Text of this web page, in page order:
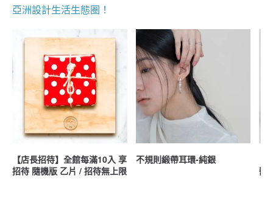
亞洲設計生活生態圈！
【店長招待】全館每滿10入 享
招待 隨機版 乙片 / 招待無上限
不規則緞帶耳環-純銀
醬